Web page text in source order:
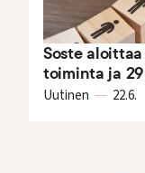
Soste
toiminta ja
Uutinen 22.6.